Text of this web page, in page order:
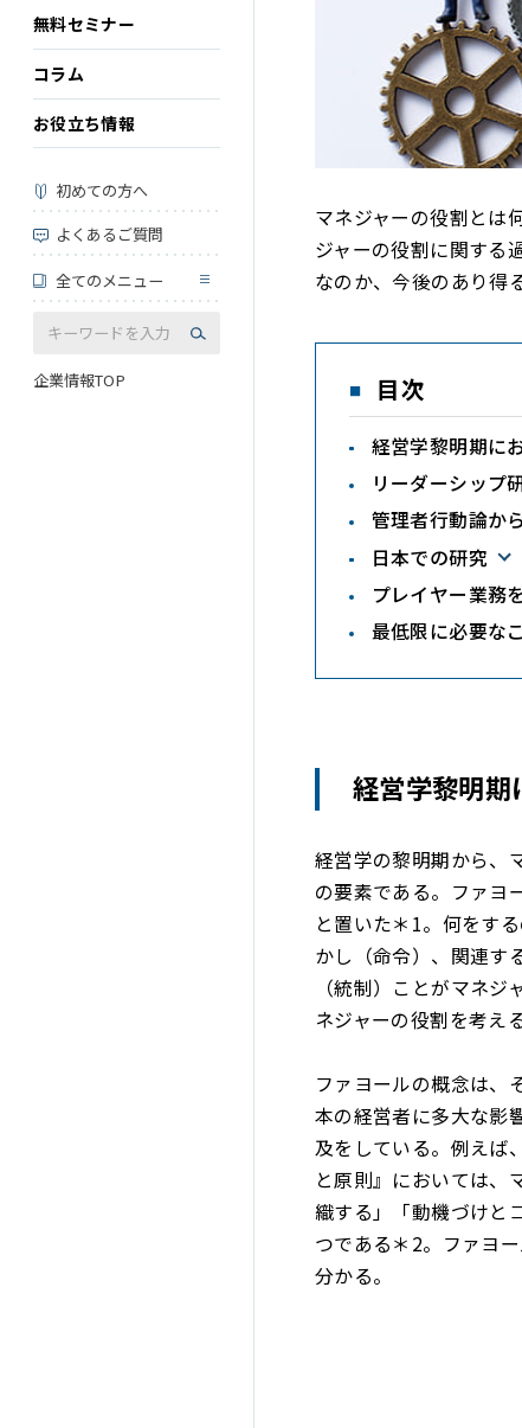
無料セミナー
コラム
お役立ち情報
初めての方へ
よくあるご質問
全てのメニュー
企業情報TOP
マネジャーの役割とは
ジャーの役割に関する
なのか、今後のあり得
目次
経営学黎明期に
リーダーシップ
管理者行動論か
日本での研究
プレイヤー業務
最低限に必要な
経営学黎明期
経営学の黎明期から、
の要素である。ファヨ
と置いた＊1。何をす
かし（命令）、関連す
（統制）ことがマネ
ネジャーの役割を考え
ファヨールの概念は、
本の経営者に多大な影
及をしている。例えば
と原則』においては、
織する」「動機づけと
つである＊2。ファヨ
分かる。